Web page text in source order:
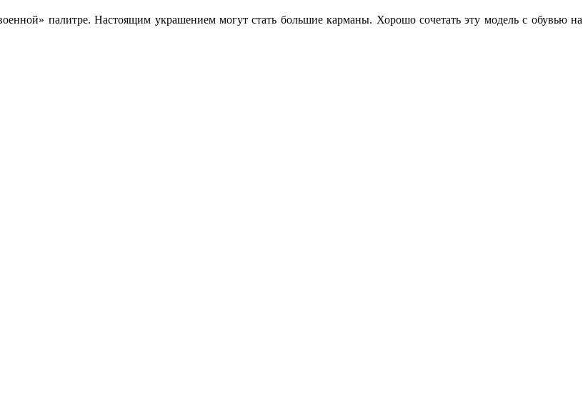
палитре. Настоящим украшением могут стать большие карманы. Хорошо сочетать эту модель с обувью на